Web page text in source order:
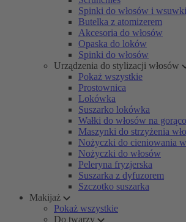
Spinki do włosów i wsuwki
Butelka z atomizerem
Akcesoria do włosów
Opaska do loków
Spinki do włosów
Urządzenia do stylizacji włosów
Pokaż wszystkie
Prostownica
Lokówka
Suszarko lokówka
Wałki do włosów na gorąco
Maszynki do strzyżenia
Nożyczki do cieniowania
Nożyczki do włosów
Peleryna fryzjerska
Suszarka z dyfuzorem
Szczotko suszarka
Makijaż
Pokaż wszystkie
Do twarzy